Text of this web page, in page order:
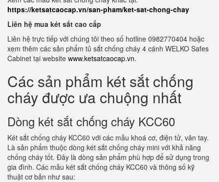
https://ketsatcaocap.vn/san-pham/ket-sat-chong-chay
Liên hệ mua két sắt cao cấp
Liên hệ trực tiếp với chúng tôi theo số hotline 0982770404 hoặc
xem thêm các sản phẩm tủ sắt chống cháy 4 cánh WELKO Safes
Cabinet tại website www.ketsatcaocap.vn.
Các sản phẩm két sắt chống
cháy được ưa chuộng nhất
Dòng két sắt chống cháy KCC60
Két sắt chống cháy KCC60 với các mẫu khoá cơ, điện tử, vân tay.
Là sản phẩm thuộc dòng két sắt chống cháy mini với khả năng
chống cháy tốt. Đây là dòng sản phẩm phù hợp để sử dụng trong
gia đình. Các mẫu két sắt chống cháy KCC60 và thông số kỹ
thuật cơ bản như sau: